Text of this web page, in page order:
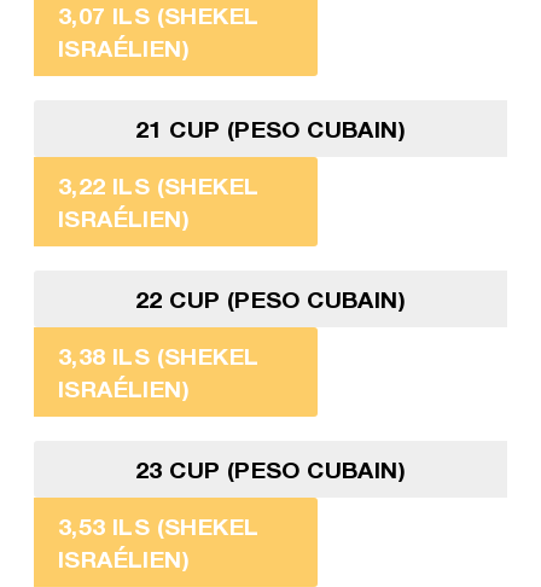
3,07 ILS (SHEKEL
ISRAÉLIEN)
21 CUP (PESO CUBAIN)
3,22 ILS (SHEKEL
ISRAÉLIEN)
22 CUP (PESO CUBAIN)
3,38 ILS (SHEKEL
ISRAÉLIEN)
23 CUP (PESO CUBAIN)
3,53 ILS (SHEKEL
ISRAÉLIEN)